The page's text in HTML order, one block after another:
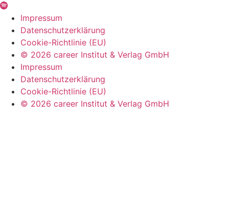
Impressum
Datenschutzerklärung
Cookie-Richtlinie (EU)
© 2026 career Institut & Verlag GmbH
Impressum
Datenschutzerklärung
Cookie-Richtlinie (EU)
© 2026 career Institut & Verlag GmbH